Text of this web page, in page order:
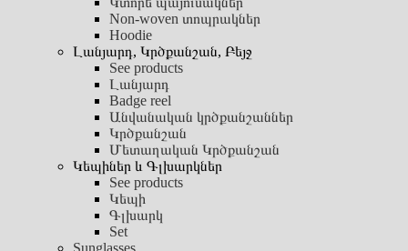
Non-woven տոպրակներ
Hoodie
Լանյարդ, Կրծքանշան, Բեյջ
See products
Լանյարդ
Badge reel
Անվանական կրծքանշաններ
Կրծքանշան
Մետաղական Կրծքանշան
Կեպիներ և Գլխարկներ
See products
Կեպի
Գլխարկ
Set